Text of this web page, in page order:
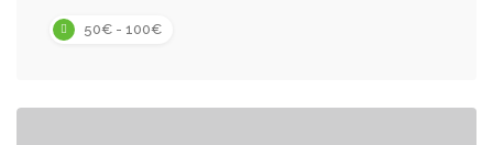
50€ - 100€